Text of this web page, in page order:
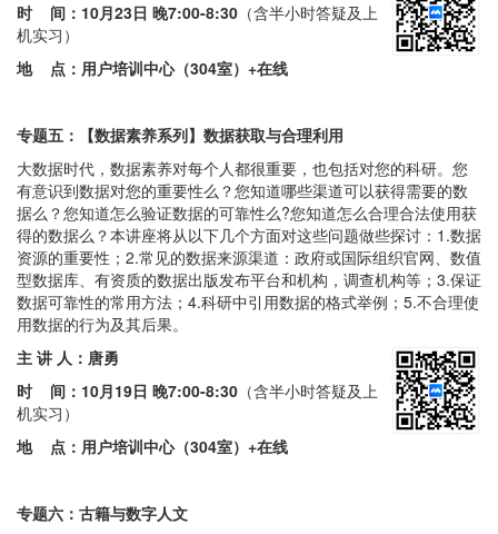
时 间： 10月23日 晚7:00-8:30 （含半小时答疑及上
机实习）
地 点：用户培训中心（304室）+在线
专题五：【数据素养系列】数据获取与合理利用
大数据时代，数据素养对每个人都很重要，也包括对您的科研。您
有意识到数据对您的重要性么？您知道哪些渠道可以获得需要的数
据么？您知道怎么验证数据的可靠性么?您知道怎么合理合法使用获
得的数据么？本讲座将从以下几个方面对这些问题做些探讨：1.数据
资源的重要性；2.常见的数据来源渠道：政府或国际组织官网、数值
型数据库、有资质的数据出版发布平台和机构，调查机构等；3.保证
数据可靠性的常用方法；4.科研中引用数据的格式举例；5.不合理使
用数据的行为及其后果。
主 讲 人：唐勇
时 间： 10月19日 晚7:00-8:30 （含半小时答疑及上
机实习）
地 点：用户培训中心（304室）+在线
专题六： 古籍与数字人文